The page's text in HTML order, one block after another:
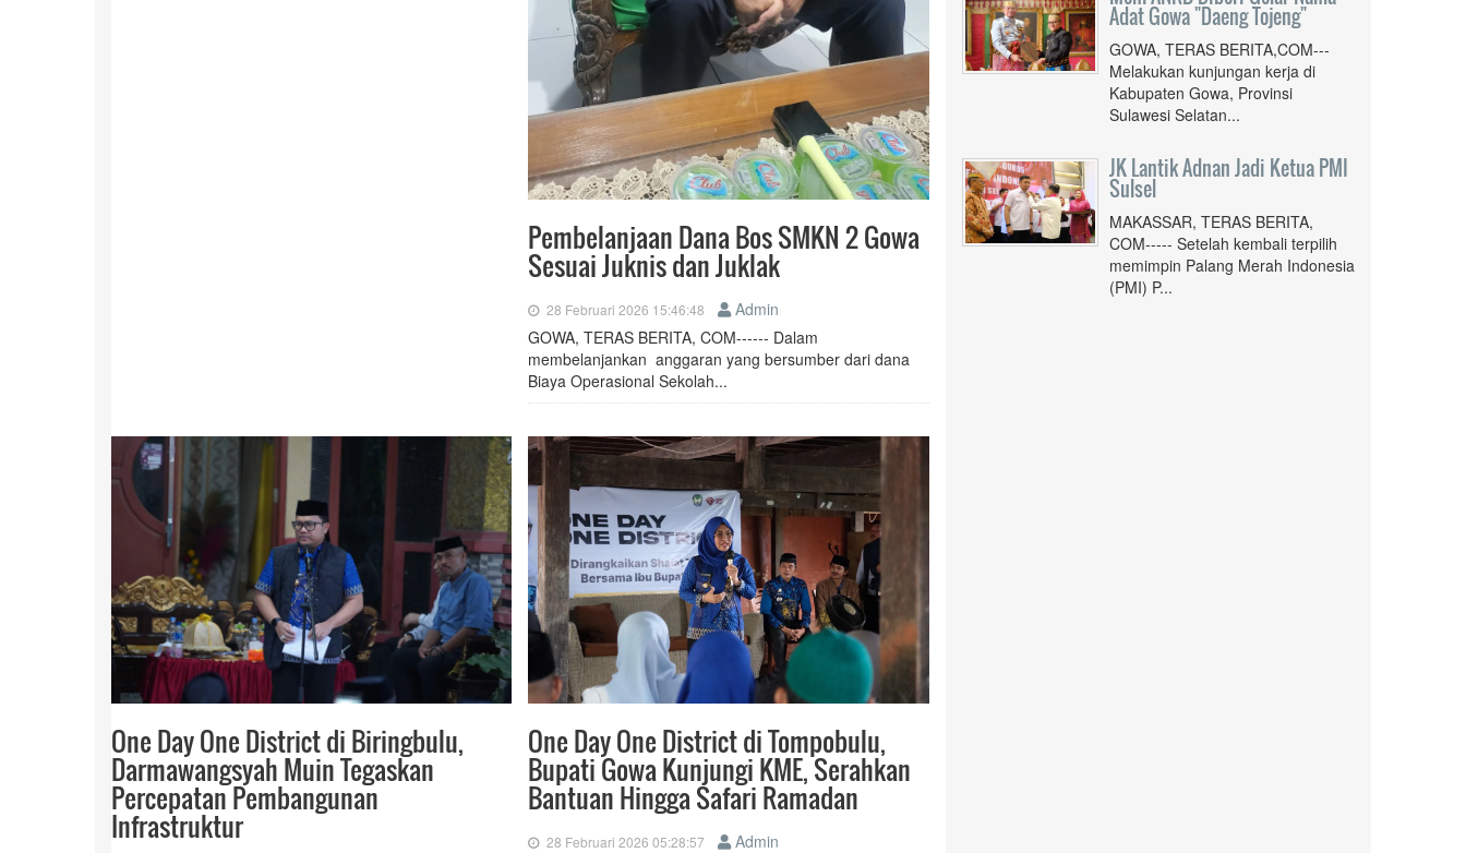
Pembelanjaan Dana Bos SMKN 2 Gowa
Sesuai Juknis dan Juklak
28 Februari 2026 15:46:48
Admin
GOWA, TERAS BERITA, COM------ Dalam
membelanjankan anggaran yang bersumber dari dana
Biaya Operasional Sekolah...
One Day One District di Biringbulu,
Darmawangsyah Muin Tegaskan
Percepatan Pembangunan
Infrastruktur
One Day One District di Tompobulu,
Bupati Gowa Kunjungi KME, Serahkan
Bantuan Hingga Safari Ramadan
28 Februari 2026 05:28:57
Admin
Adat Gowa "Daeng Tojeng"
GOWA, TERAS BERITA,COM---
Melakukan kunjungan kerja di
Kabupaten Gowa, Provinsi
Sulawesi Selatan...
JK Lantik Adnan Jadi Ketua PMI
Sulsel
MAKASSAR, TERAS BERITA,
COM----- Setelah kembali terpilih
memimpin Palang Merah Indonesia
(PMI) P...